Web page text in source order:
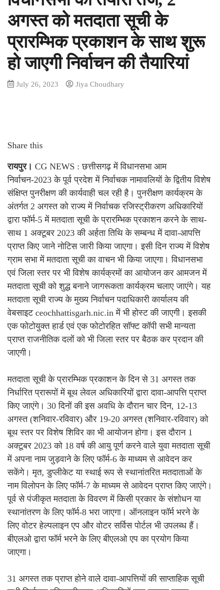
अगस्त को मतदाता सूची के
प्रारम्भिक प्रकाशन के साथ शुरू
हो जाएगी निर्वाचन की तैयारियां
July 26, 2023 Jiya Choudhary
Share this
रायपुर। CG NEWS : छत्तीसगढ़ में विधानसभा आम
निर्वाचन-2023 के पूर्व प्रदेश में निर्वाचक नामावलियों के द्वितीय विशेष
संक्षिप्त पुनरीक्षण की कार्यवाही चल रही है। पुनरीक्षण कार्यक्रम के
अंतर्गत 2 अगस्त को राज्य में निर्वाचक रजिस्ट्रीकरण अधिकारियों
द्वारा फॉर्म-5 में मतदाता सूची के प्रारम्भिक प्रकाशन करने के साथ-
साथ 1 अक्टूबर 2023 की अर्हता तिथि के सम्बन्ध में दावा-आपत्ति
प्राप्त किए जाने नोटिस जारी किया जाएगा। इसी दिन राज्य में विशेष
ग्राम सभा में मतदाता सूची का वाचन भी किया जाएगा। विधानसभा
एवं जिला स्तर पर भी विशेष कार्यक्रमों का आयोजन कर आमजन में
मतदाता सूची को शुद्ध बनाने जागरूकता कार्यक्रम चलाए जाएंगे। यह
मतदाता सूची राज्य के मुख्य निर्वाचन पदाधिकारी कार्यालय की
वेबसाइट ceochhattisgarh.nic.in में भी होस्ट की जाएगी। इसकी
एक फोटोयुक्त हार्ड एवं एक फोटोरहित सॉफ्ट कॉपी सभी मान्यता
प्राप्त राजनीतिक दलों को भी जिला स्तर पर बैठक कर प्रदान की
जाएगी।
मतदाता सूची के प्रारम्भिक प्रकाशन के दिन से 31 अगस्त तक
निर्धारित प्रारूपों में बूथ लेवल अधिकारियों द्वारा दावा-आपत्ति प्राप्त
किए जाएंगे। 30 दिनों की इस अवधि के दौरान चार दिन, 12-13
अगस्त (शनिवार-रविवार) और 19-20 अगस्त (शनिवार-रविवार) को
बूथ स्तर पर विशेष शिविर का भी आयोजन होगा। इस दौरान 1
अक्टूबर 2023 को 18 वर्ष की आयु पूर्ण करने वाले युवा मतदाता सूची
में अपना नाम जुड़वाने के लिए फॉर्म-6 के माध्यम से आवेदन कर
सकेंगे। मृत, डुप्लीकेट या स्थाई रूप से स्थानांतरित मतदाताओं के
नाम विलोपन के लिए फॉर्म-7 के माध्यम से आवेदन प्राप्त किए जाएंगे।
पूर्व से पंजीकृत मतदाता के विवरण में किसी प्रकार के संशोधन या
स्थानांतरण के लिए फॉर्म-8 भरा जाएगा। ऑनलाइन फॉर्म भरने के
लिए वोटर हेल्पलाइन एप और वोटर सर्विस पोर्टल भी उपलब्ध हैं।
बीएलओ द्वारा फॉर्म भरने के लिए बीएलओ एप का प्रयोग किया
जाएगा।
31 अगस्त तक प्राप्त होने वाले दावा-आपत्तियों की साप्ताहिक सूची